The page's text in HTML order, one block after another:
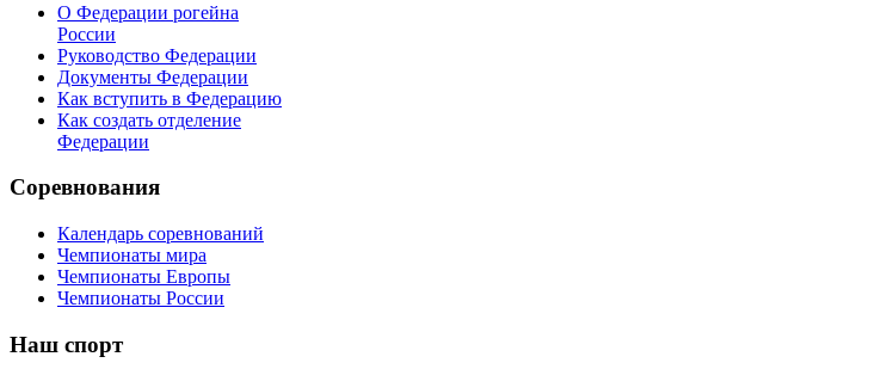
О Федерации рогейна
России
Руководство Федерации
Документы Федерации
Как вступить в Федерацию
Как создать отделение
Федерации
Соревнования
Календарь соревнований
Чемпионаты мира
Чемпионаты Европы
Чемпионаты России
Наш спорт